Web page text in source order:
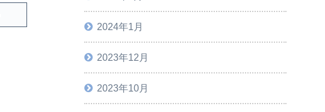
2024年1月
2023年12月
2023年10月